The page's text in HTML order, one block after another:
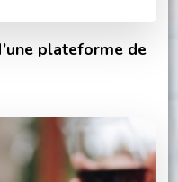
plateforme de